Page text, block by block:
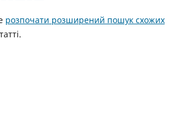
розпочати розширений пошук схожих